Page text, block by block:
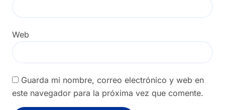
Web
Guarda mi nombre, correo electrónico y web en
este navegador para la próxima vez que comente.